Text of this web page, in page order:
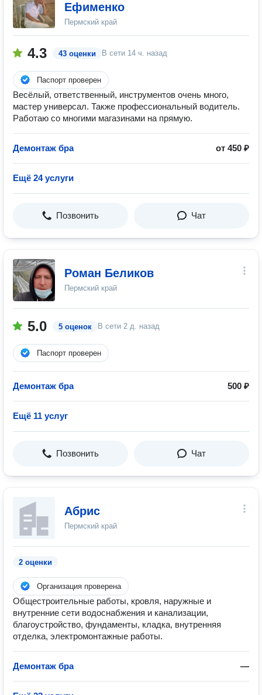
Ефименко
Пермский край
4.3 43 оценки В сети 14 ч. назад
Паспорт проверен
Весёлый, ответственный, инструментов очень много,
мастер универсал. Также профессиональный водитель.
Работаю со многими магазинами на прямую.
Демонтаж бра от 450 ₽
Ещё 24 услуги
Позвонить Чат
Роман Беликов
Пермский край
5.0 5 оценок В сети 2 д. назад
Паспорт проверен
Демонтаж бра 500 ₽
Ещё 11 услуг
Позвонить Чат
Абрис
Пермский край
2 оценки
Организация проверена
Общестроительные работы, кровля, наружные и
внутренние сети водоснабжения и канализации,
благоустройство, фундаменты, кладка, внутренняя
отделка, электромонтажные работы.
Демонтаж бра —